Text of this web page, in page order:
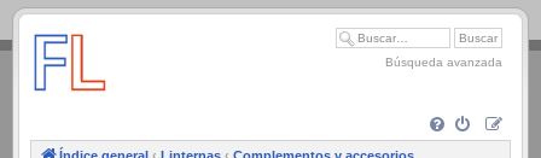
.
Búsqueda avanzada